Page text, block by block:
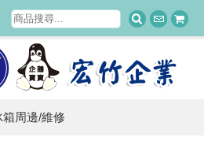
箱周邊/維修